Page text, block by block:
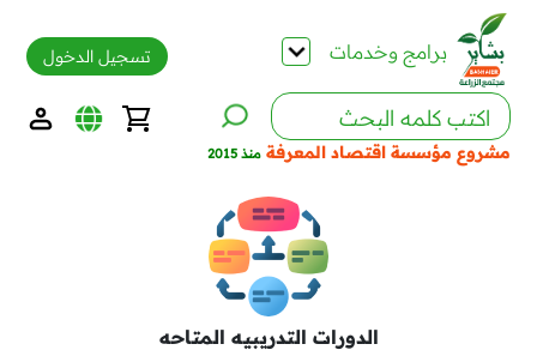
برامج وخدمات
مشروع مؤسسة اقتصاد المعرفة منذ 2015
تسجيل الدخول
الدورات التدريبيه المتاحه